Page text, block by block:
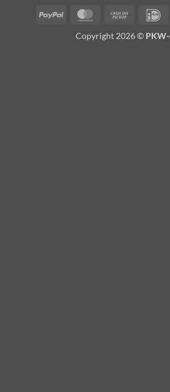
PayPal MasterCardCash
Pickup
Copyright 2026 ©